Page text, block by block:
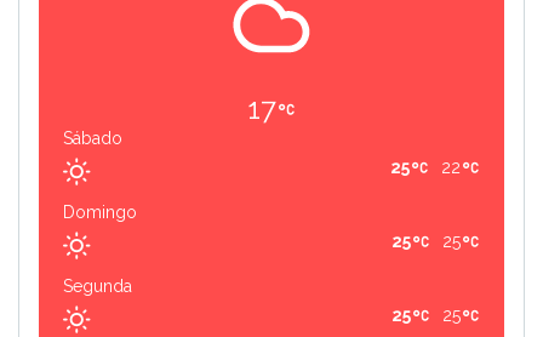
17
Sábado
22
25
Domingo
25
25
Segunda
25
25